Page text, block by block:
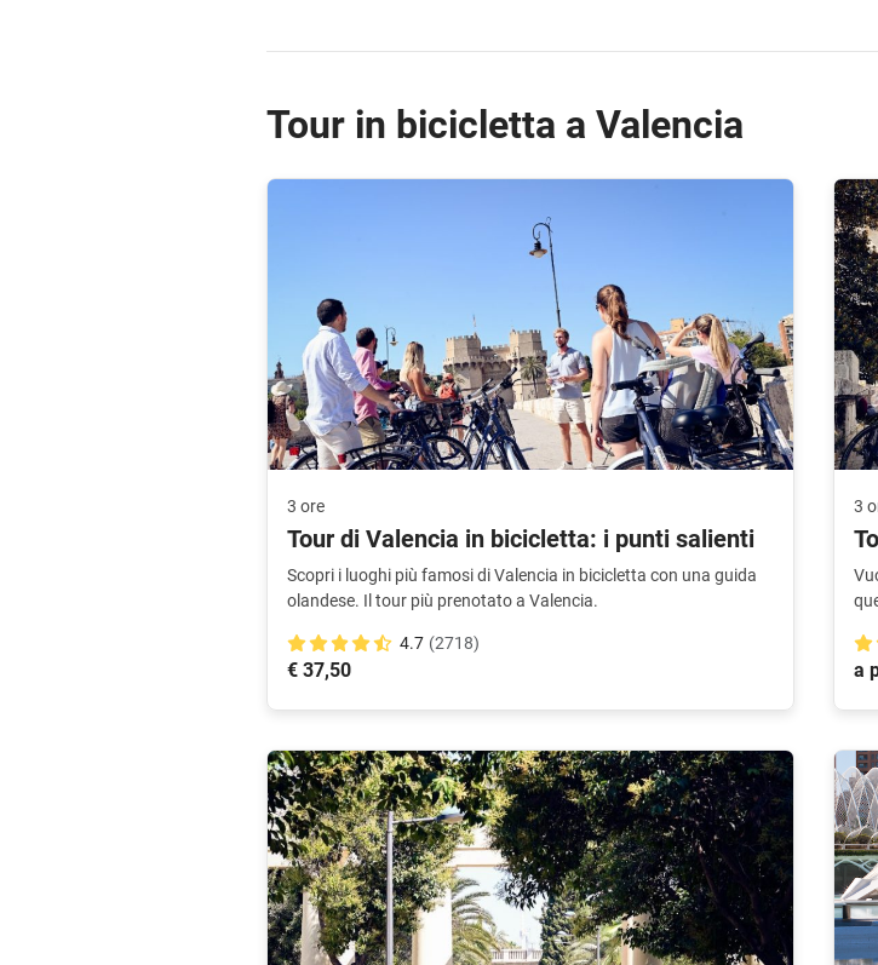
Tour in bicicletta a Valencia
3 ore
Tour di Valencia in bicicletta: i punti salienti
Scopri i luoghi più famosi di Valencia in bicicletta con una guida
olandese. Il tour più prenotato a Valencia.
4.7 (2718)
€ 37,50
3
a